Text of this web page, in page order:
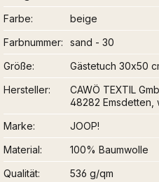
Farbe
beige
Farbnummer
sand - 30
Größe
Gästetuch 30x50
Hersteller
CAWÖ TEXTIL
48282 Emsdetten,
Marke
JOOP!
Material
100% Baumwolle
Qualität
536 g/qm